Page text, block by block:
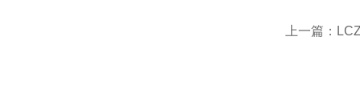
上一篇：